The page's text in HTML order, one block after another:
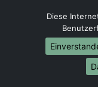
Umzug von
Umzug von
Umzug von
Umzug von
Umzug von
Diese